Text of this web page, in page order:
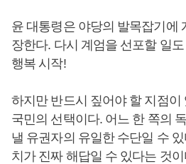
윤 대통령은 야당의 발목잡기에
장한다. 다시 계엄을 선포할 일
행복 시작!
하지만 반드시 짚어야 할 지점이
국민의 선택이다. 어느 한 쪽의
낼 유권자의 유일한 수단일 수
치가 진짜 해답일 수 있다는 것